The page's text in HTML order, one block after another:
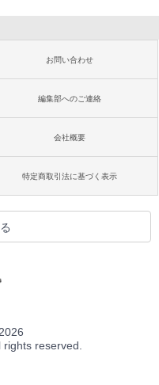
お問い合わせ
編集部へのご連絡
会社概要
特定商取引法に基づく表示
2026
reserved.